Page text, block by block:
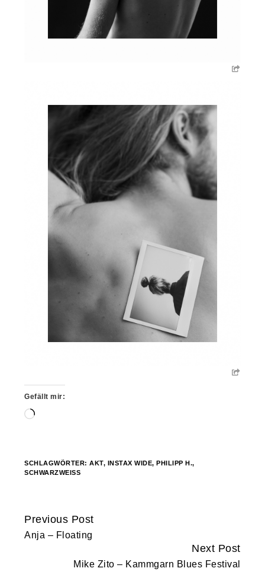
Gefällt mir:
Wird
SCHLAGWÖRTER:AKT, INSTAX WIDE,PHILIPP H.,
SCHWARZWEISS
Continue
Reading
Previous Post
Anja – Floating
Next Post
Mike Zito – Kammgarn Blues Festival